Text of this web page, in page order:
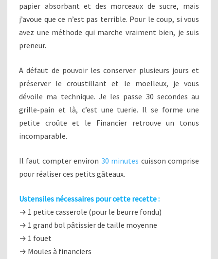
papier absorbant et des morceaux de sucre, mais
j’avoue que ce n’est pas terrible. Pour le coup, si vous
avez une méthode qui marche vraiment bien, je suis
preneur.
A défaut de pouvoir les conserver plusieurs jours et
préserver le croustillant et le moelleux, je vous
dévoile ma technique. Je les passe 30 secondes au
grille-pain et là, c’est une tuerie. Il se forme une
petite croûte et le Financier retrouve un tonus
incomparable.
Il faut compter environ 30 minutes cuisson comprise
pour réaliser ces petits gâteaux.
Ustensiles nécessaires pour cette recette :
→ 1 petite casserole (pour le beurre fondu)
→ 1 grand bol pâtissier de taille moyenne
→ 1 fouet
→ Moules à financiers